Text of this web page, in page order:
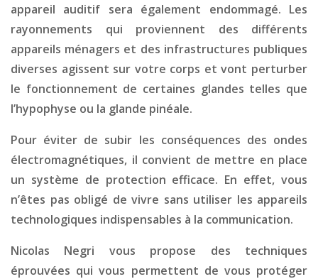
appareil auditif sera également endommagé. Les
rayonnements qui proviennent des différents
appareils ménagers et des infrastructures publiques
diverses agissent sur votre corps et vont perturber
le fonctionnement de certaines glandes telles que
l’hypophyse ou la glande pinéale.
Pour éviter de subir les conséquences des ondes
électromagnétiques, il convient de mettre en place
un système de protection efficace. En effet, vous
n’êtes pas obligé de vivre sans utiliser les appareils
technologiques indispensables à la communication.
Nicolas Negri vous propose des techniques
éprouvées qui vous permettent de vous protéger